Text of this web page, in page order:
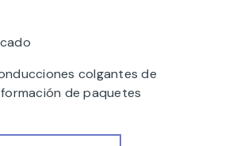
colgantes de
de paquetes